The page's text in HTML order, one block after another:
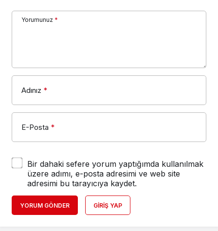
Yorumunuz *
Adınız *
E-Posta *
Bir dahaki sefere yorum yaptığımda kullanılmak
üzere adımı, e-posta adresimi ve web site
adresimi bu tarayıcıya kaydet.
YORUM GÖNDER GIRIŞ YAP